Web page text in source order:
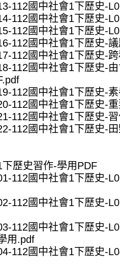
112國中社會1下歷史-
112國中社會1下歷史-
112國中社會1下歷史-
112國中社會1下歷史-
112國中社會1下歷史-
112國中社會1下歷史-
112國中社會1下歷史-
112國中社會1下歷史-
112國中社會1下歷史-
112國中社會1下歷史-
下歷史習作-學用PDF
112國中社會1下歷史-
112國中社會1下歷史-
112國中社會1下歷史-
用.pdf
112國中社會1下歷史-